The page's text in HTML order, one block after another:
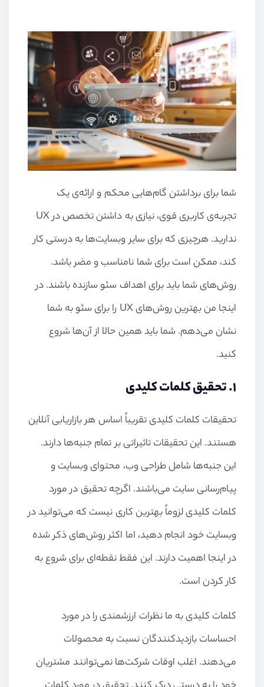
شما برای برداشتن گام‌هایی محکم و ارائه‌ی یک
تجربه‌ی کاربری قوی، نیازی به داشتن تخصص در UX
ندارید. هرچیزی که برای سایر وبسایت‌ها به درستی کار
کند، ممکن است برای شما نامناسب و مضر باشد.
روش‌های شما باید برای اهداف سئو سازنده باشند. در
اینجا من بهترین روش‌های UX را برای سئو به شما
نشان می‌دهم. شما باید همین حالا از آن‌ها شروع
کنید.
۱. تحقیق کلمات کلیدی
تحقیقات کلمات کلیدی تقریباً اساس هر بازاریابی آنلاین
هستند. این تحقیقات تاثیراتی بر تمام جنبه‌ها دارند.
این جنبه‌ها شامل طراحی وب، محتوای وبسایت و
پیام‌رسانی سایت می‌باشند. اگرچه تحقیق در مورد
کلمات کلیدی لزوماً بهترین کاری نیست که می‌توانید در
وبسایت خود انجام دهید، اما اکثر روش‌های ذکر شده
در اینجا اهمیت دارند. این فقط نقطه‌ای برای شروع به
کار کردن است.
کلمات کلیدی به ما نظرات ارزشمندی را در مورد
احساسات بازدیدکنندگان نسبت به محصولات
می‌دهند. اغلب اوقات شرکت‌ها نمی‌توانند مشتریان